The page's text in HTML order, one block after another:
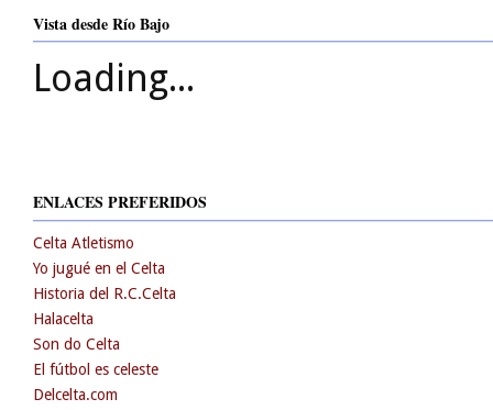
Vista desde Río Bajo
Loading...
ENLACES PREFERIDOS
Celta Atletismo
Yo jugué en el Celta
Historia del R.C.Celta
Halacelta
Son do Celta
El fútbol es celeste
Delcelta.com